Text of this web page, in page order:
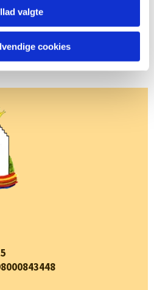
valgte
cookies